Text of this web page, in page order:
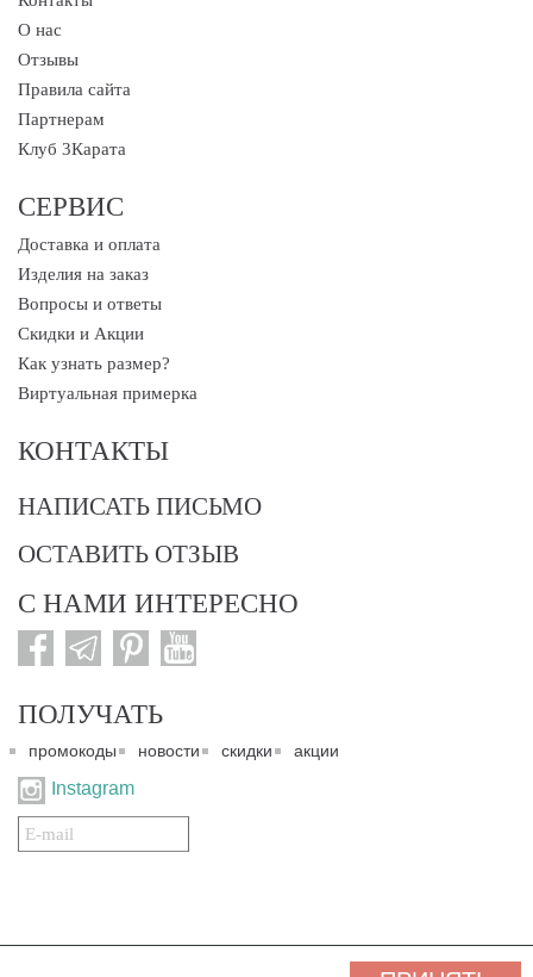
О нас
Отзывы
Правила сайта
Партнерам
Клуб 3Карата
СЕРВИС
Доставка и оплата
Изделия на заказ
Вопросы и ответы
Скидки и Акции
Как узнать размер?
Виртуальная примерка
КОНТАКТЫ
НАПИСАТЬ ПИСЬМО
ОСТАВИТЬ ОТЗЫВ
С НАМИ ИНТЕРЕСНО
ПОЛУЧАТЬ
промокоды новости скидки акции
Instagram
Подписаться
на
собственностью "3 Карата ТМ" и охраняются Законом об авторском праве действующего